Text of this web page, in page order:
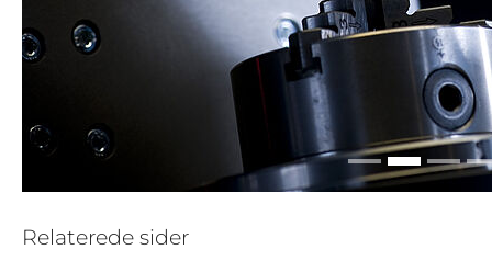
Relaterede sider